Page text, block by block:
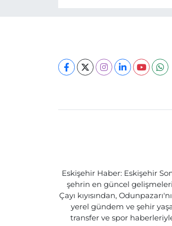
Eskişehir Haber: Eskişehir
şehrin en güncel
Çayı kıyısından,
yerel gündem ve şehir
transfer ve spor